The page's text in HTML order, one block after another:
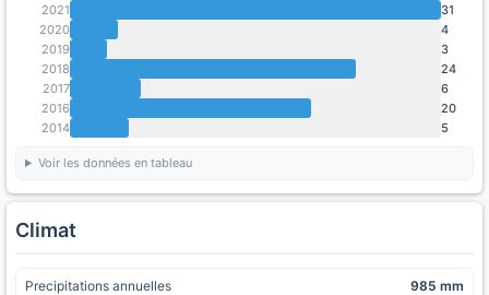
2021
31
2020
4
2019
3
2018
24
2017
6
2016
20
2014
5
Voir les données en tableau
Climat
Precipitations annuelles 985 mm